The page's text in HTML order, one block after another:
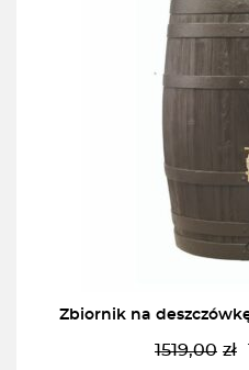
Zbiornik na
1519,00 zł